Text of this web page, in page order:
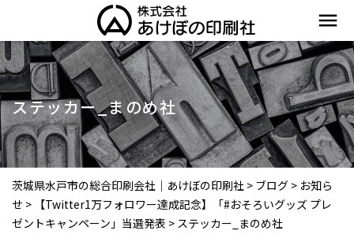
menu
ステッカー_まのめ社
茨城県水戸市の総合印刷会社｜あけぼの印刷社 > ブログ > お知ら
せ > 【Twitter1万フォロワー達成記念】「#おそろいグッズ プレ
ゼントキャンペーン」当選発表 > ステッカー_まのめ社